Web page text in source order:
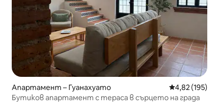
Апартамент – Гуанахуато Средна
4,82 (195)
Бутиков апартамент с тераса в сърцето на града